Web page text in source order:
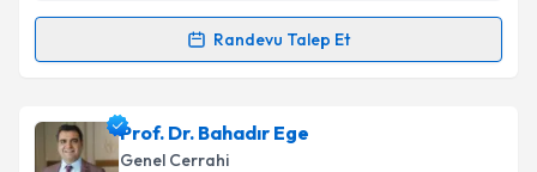
Metni'ni okudum ve kişisel verilerimin belirtilen
kapsamda işlenmesini kabul ediyorum.
Randevu Talep Et
Randevu Takvimi Talebi
Op. Dr. Semra DOĞANiçin randevu takvimi talebi
oluşturun. Size bu uzmandan randevu almanız için bir
Prof. Dr. Bahadır Ege
Genel Cerrahi